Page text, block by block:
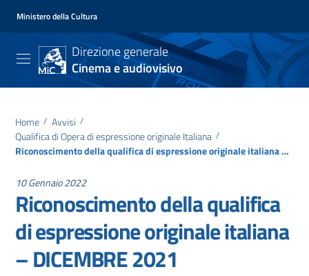
Ministero della Cultura
Direzione generale
Cinema e audiovisivo
Home / Avvisi /
Qualifica di Opera di espressione originale Italiana /
Riconoscimento della qualifica di espressione originale italiana – DICEMBRE 2021
10 Gennaio 2022
Riconoscimento della qualifica
di espressione originale italiana
– DICEMBRE 2021